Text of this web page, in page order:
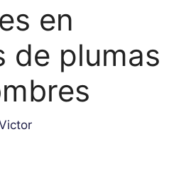
en
de plumas